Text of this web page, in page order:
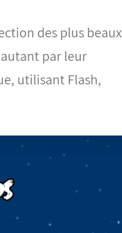
des plus beaux
par leur
utilisant Flash,